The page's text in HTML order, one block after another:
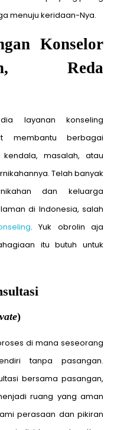
menuju keridaan-Nya.
Konselor
Reda
layanan konseling
membantu berbagai
masalah, atau
Telah banyak
dan keluarga
di Indonesia, salah
. Yuk obrolin aja
itu butuh untuk
)
di mana seseorang
tanpa pasangan.
bersama pasangan,
ruang yang aman
perasaan dan pikiran